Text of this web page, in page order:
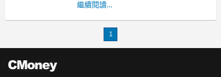
Holding（NASDAQ: ACDC）近日發布
出，第四季度的營收為4.547億美元，同
繼續閱讀...
1